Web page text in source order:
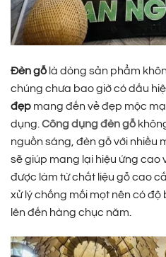
Đèn gỗlà dòng sản phẩm
chúng chưa bao giờ có dấu
đẹp mang đến vẻ đẹp mộc
dụng.Công dụng đèn gỗ
nguồn sáng, đèn gỗ với nhiều
sẽ giúp mang lại hiệu ứng cao
được làm từ chất liệu gỗ cao
xử lý chống mối mọt nên có
lên đến hàng chục năm.